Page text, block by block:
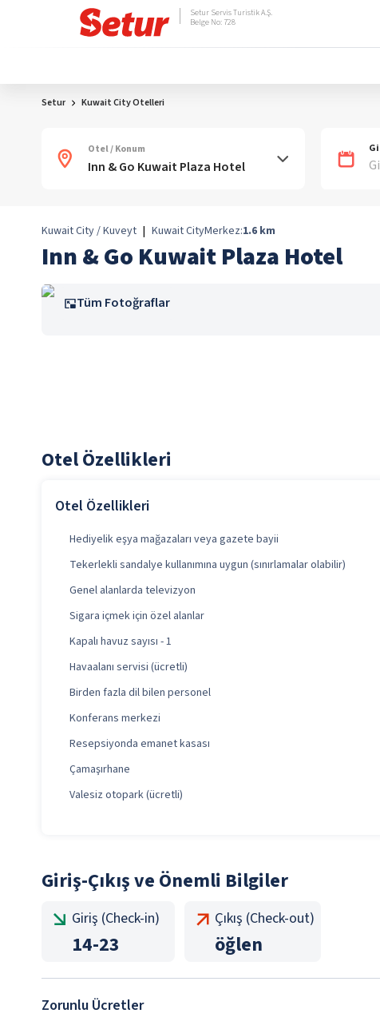
Setur Servis Turistik A.Ş.
Belge No: 728
Setur Kuwait City Otelleri
Otel / Konum
Kuwait City / Kuveyt | Kuwait CityMerkez:1.6 km
Inn & Go Kuwait Plaza Hotel
Tüm Fotoğraflar
Otel Özellikleri
Otel Özellikleri
Hediyelik eşya mağazaları veya gazete bayii
Tekerlekli sandalye kullanımına uygun (sınırlamalar olabilir)
Genel alanlarda televizyon
Sigara içmek için özel alanlar
Kapalı havuz sayısı - 1
Havaalanı servisi (ücretli)
Birden fazla dil bilen personel
Konferans merkezi
Resepsiyonda emanet kasası
Çamaşırhane
Valesiz otopark (ücretli)
Giriş-Çıkış ve Önemli Bilgiler
Giriş (Check-in)
14-23
Çıkış (Check-out)
öğlen
Zorunlu Ücretler